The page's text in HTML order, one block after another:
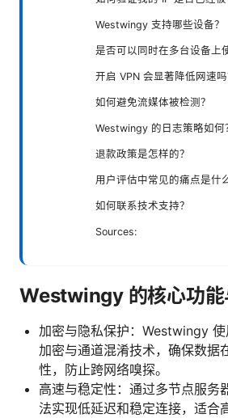
Westwingy 支持哪些设备？
是否可以同时在多台设备上
开启 VPN 会显著降低网速吗
如何避免流媒体被检测？
Westwingy 的日志策略如何
退款政策是怎样的？
用户评估中常见的痛点是什
如何联系技术支持？
Sources:
Westwingy 的核心功能
加密与隐私保护：Westwingy
加密与通道混淆技术，确保数据
性，防止跨网络嗅探。
高速与稳定性：通过多节点服务
法实现低延迟和稳定连接，适合